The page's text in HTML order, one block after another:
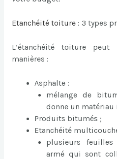
Etanchéité toiture: 3 types
L’étanchéité toiture
manières :
Asphalte :
mélange de
donne un matériau
Produits bitumés ;
Etanchéité
plusieurs
armé qui sont